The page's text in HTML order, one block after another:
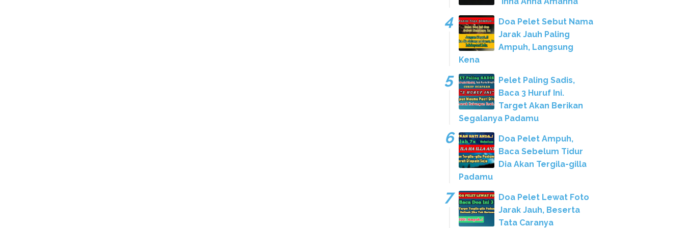
Doa Pelet Sebut Nama
Jarak Jauh Paling
Ampuh, Langsung
Kena
Pelet Paling Sadis,
Baca 3 Huruf Ini.
Target Akan Berikan
Segalanya Padamu
Doa Pelet Ampuh,
Baca Sebelum Tidur
Dia Akan Tergila-gilla
Padamu
Doa Pelet Lewat Foto
Jarak Jauh, Beserta
Tata Caranya